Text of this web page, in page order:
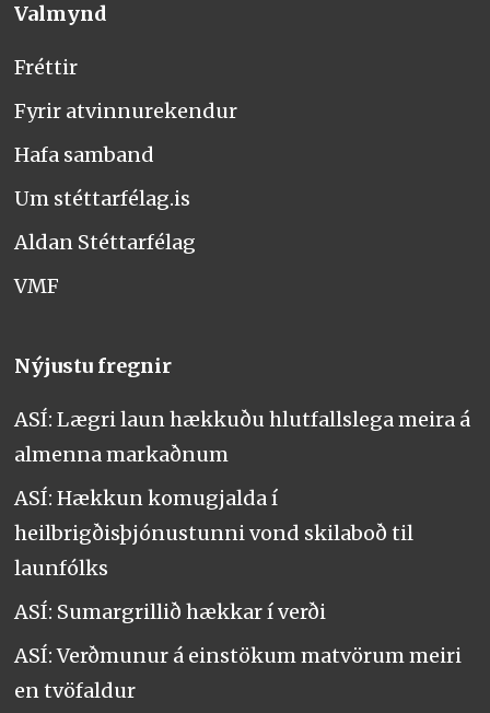
Valmynd
Fréttir
Fyrir atvinnurekendur
Hafa samband
Um stéttarfélag.is
Aldan Stéttarfélag
VMF
Nýjustu fregnir
ASÍ: Lægri laun hækkuðu hlutfallslega meira á
almenna markaðnum
ASÍ: Hækkun komugjalda í
heilbrigðisþjónustunni vond skilaboð til
launfólks
ASÍ: Sumargrillið hækkar í verði
ASÍ: Verðmunur á einstökum matvörum meiri
en tvöfaldur